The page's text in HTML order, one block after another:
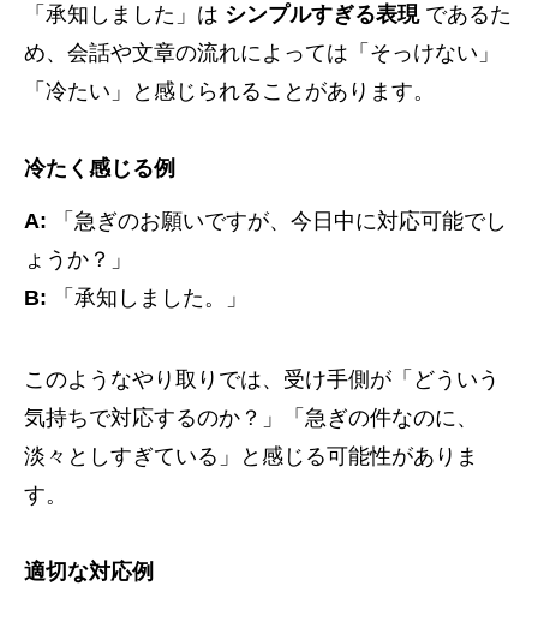
「承知しました」は シンプルすぎる表現であるた
め、会話や文章の流れによっては「そっけない」
「冷たい」と感じられることがあります。
冷たく感じる例
A: 「急ぎのお願いですが、今日中に対応可能でし
ょうか？」
B: 「承知しました。」
このようなやり取りでは、受け手側が「どういう
気持ちで対応するのか？」「急ぎの件なのに、
淡々としすぎている」と感じる可能性がありま
す。
適切な対応例